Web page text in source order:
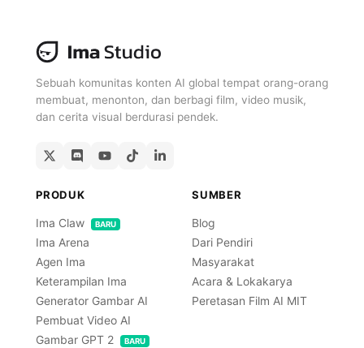
Sebuah komunitas konten AI global tempat orang-orang
membuat, menonton, dan berbagi film, video musik,
dan cerita visual berdurasi pendek.
PRODUK
Ima Claw BARU
Ima Arena
Agen Ima
Keterampilan Ima
Generator Gambar AI
Pembuat Video AI
Gambar GPT 2
BARU
SUMBER
Blog
Dari Pendiri
Masyarakat
Acara & Lokakarya
Peretasan Film AI MIT